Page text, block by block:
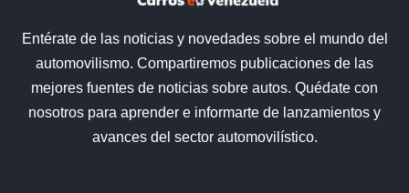
Entérate de las noticias y novedades sobre el mundo del
automovilismo. Compartiremos publicaciones de las
mejores fuentes de noticias sobre autos. Quédate con
nosotros para aprender e informarte de lanzamientos y
avances del sector automovilístico.